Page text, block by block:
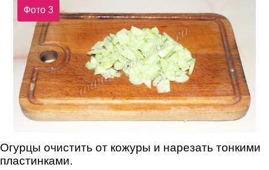
Фото 3
Огурцы очистить от кожуры и нарезать тонкими
пластинками.